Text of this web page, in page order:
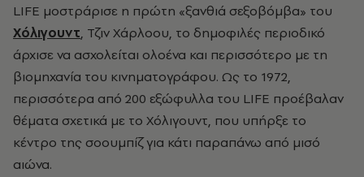
LIFE μοστράρισε η πρώτη «ξανθιά σεξοβόμβα» του
Χόλιγουντ, Τζιν Χάρλοου, το δημοφιλές περιοδικό
άρχισε να ασχολείται ολοένα και περισσότερο με τη
βιομηχανία του κινηματογράφου. Ως το 1972,
περισσότερα από 200 εξώφυλλα του LIFE προέβαλαν
θέματα σχετικά με το Χόλιγουντ, που υπήρξε το
κέντρο της σοουμπίζ για κάτι παραπάνω από μισό
αιώνα.